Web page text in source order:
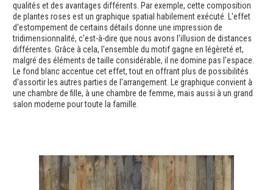
qualités et des avantages différents. Par exemple, cette composition
de plantes roses est un graphique spatial habilement exécuté. L'effet
d'estompement de certains détails donne une impression de
tridimensionnalité, c'est-à-dire que nous avons l'illusion de distances
différentes. Grâce à cela, l'ensemble du motif gagne en légèreté et,
malgré des éléments de taille considérable, il ne domine pas l'espace.
Le fond blanc accentue cet effet, tout en offrant plus de possibilités
d'assortir les autres parties de l'arrangement. Le graphique convient à
une chambre de fille, à une chambre de femme, mais aussi à un grand
salon moderne pour toute la famille.